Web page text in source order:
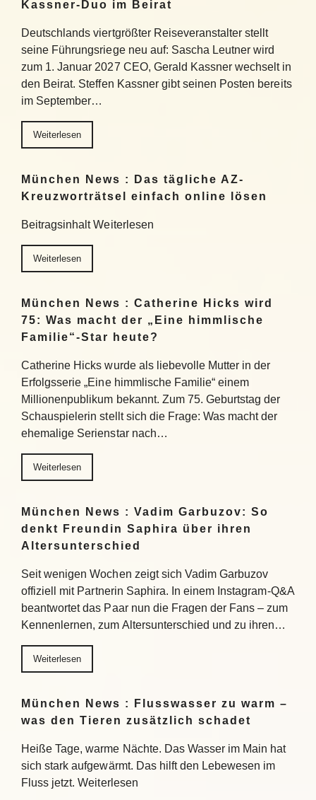
Kassner-Duo im Beirat
Deutschlands viertgrößter Reiseveranstalter stellt
seine Führungsriege neu auf: Sascha Leutner wird
zum 1. Januar 2027 CEO, Gerald Kassner wechselt in
den Beirat. Steffen Kassner gibt seinen Posten bereits
im September…
Weiterlesen
München News : Das tägliche AZ-
Kreuzworträtsel einfach online lösen
Beitragsinhalt Weiterlesen
Weiterlesen
München News : Catherine Hicks wird
75: Was macht der „Eine himmlische
Familie“-Star heute?
Catherine Hicks wurde als liebevolle Mutter in der
Erfolgsserie „Eine himmlische Familie“ einem
Millionenpublikum bekannt. Zum 75. Geburtstag der
Schauspielerin stellt sich die Frage: Was macht der
ehemalige Serienstar nach…
Weiterlesen
München News : Vadim Garbuzov: So
denkt Freundin Saphira über ihren
Altersunterschied
Seit wenigen Wochen zeigt sich Vadim Garbuzov
offiziell mit Partnerin Saphira. In einem Instagram-Q&A
beantwortet das Paar nun die Fragen der Fans – zum
Kennenlernen, zum Altersunterschied und zu ihren…
Weiterlesen
München News : Flusswasser zu warm –
was den Tieren zusätzlich schadet
Heiße Tage, warme Nächte. Das Wasser im Main hat
sich stark aufgewärmt. Das hilft den Lebewesen im
Fluss jetzt. Weiterlesen